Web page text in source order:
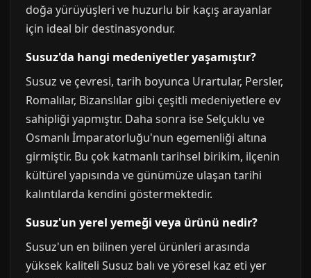
doğa yürüyüşleri ve huzurlu bir kaçış arayanlar
için ideal bir destinasyondur.
Susuz'da hangi medeniyetler yaşamıştır?
Susuz ve çevresi, tarih boyunca Urartular, Persler,
Romalılar, Bizanslılar gibi çeşitli medeniyetlere ev
sahipliği yapmıştır. Daha sonra ise Selçuklu ve
Osmanlı İmparatorluğu'nun egemenliği altına
girmiştir. Bu çok katmanlı tarihsel birikim, ilçenin
kültürel yapısında ve günümüze ulaşan tarihi
kalıntılarda kendini göstermektedir.
Susuz'un yerel yemeği veya ürünü nedir?
Susuz'un en bilinen yerel ürünleri arasında
yüksek kaliteli Susuz balı ve yöresel kaz eti yer